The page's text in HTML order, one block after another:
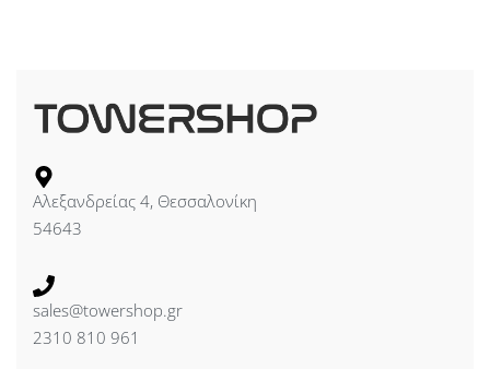
Αλεξανδρείας 4, Θεσσαλονίκη
54643
sales@towershop.gr
2310 810 961